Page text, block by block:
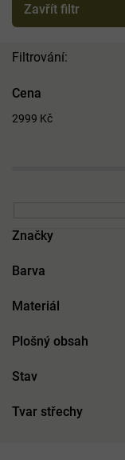
o
u
t
ů
Zavřít filtr
Cena
2999 Kč
Značky
Barva
Materiál
Plošný obsah
Stav
Tvar střechy